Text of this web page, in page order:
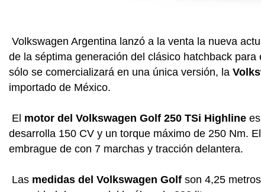
Volkswagen Argentina lanzó a la venta la nueva
de la séptima generación del clásico hatchback
sólo se comercializará en una única versión, la
importado de México.
El motor del Volkswagen Golf 250 TSi Highline
desarrolla 150 CV y un torque máximo de 250 Nm.
embrague de con 7 marchas y tracción delantera.
Las medidas del Volkswagen Golf son 4,25